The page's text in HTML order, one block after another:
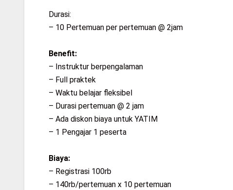
Durasi:
– 10 Pertemuan per pertemuan @ 2jam
Benefit:
– Instruktur berpengalaman
– Full praktek
– Waktu belajar fleksibel
– Durasi pertemuan @ 2 jam
– Ada diskon biaya untuk YATIM
– 1 Pengajar 1 peserta
Biaya:
– Registrasi 100rb
– 140rb/pertemuan x 10 pertemuan